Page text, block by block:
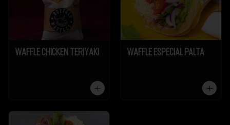
Waffle Chicken Teriyaki Waffle Especial Palta